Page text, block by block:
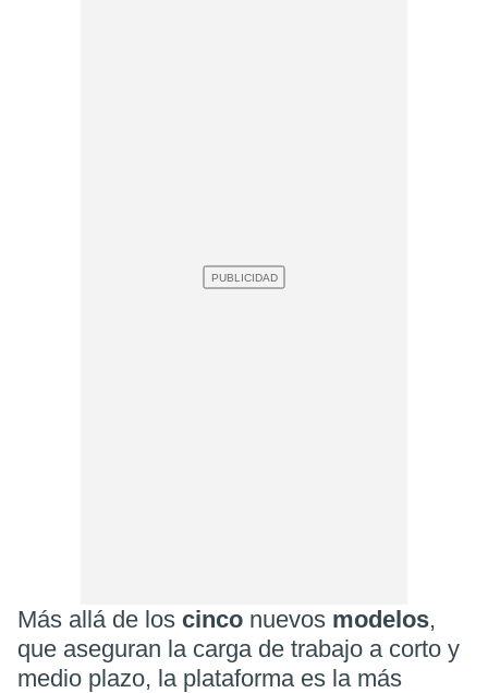
Más allá de los cinco nuevos modelos,
que aseguran la carga de trabajo a corto y
medio plazo, la plataforma es la más